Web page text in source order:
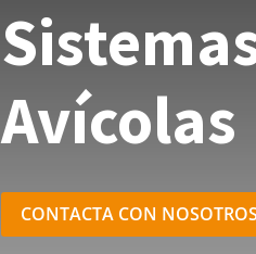
Avícolas
CONTACTA CON NOSOTROS